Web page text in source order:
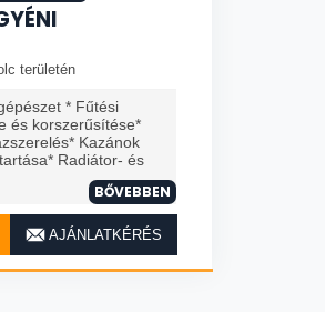
területén
* Fűtési
és korszerűsítése*
Kazánok
Radiátor- és
BŐVEBBEN
AJÁNLATKÉRÉS